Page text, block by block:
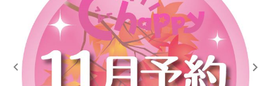
カプセルトイマシン本体
カプセルトイ